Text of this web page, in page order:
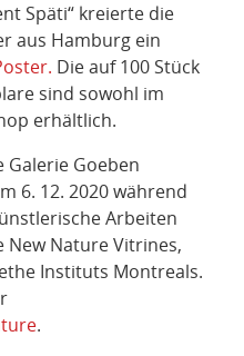
Späti“ kreierte die
aus Hamburg ein
Die auf 100 Stück
sind sowohl im
erhältlich.
Goeben
6. 12. 2020 während
Arbeiten
New Nature Vitrines,
Instituts Montreals.
.